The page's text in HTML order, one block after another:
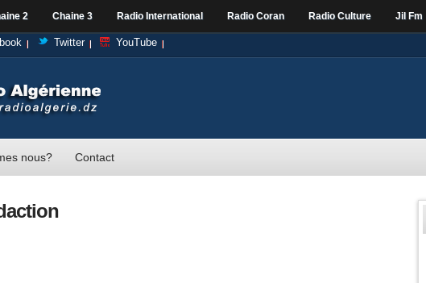
2 Chaine 3 Radio International Radio Coran Radio Culture Jil Fm
Twitter YouTube
nous? Contact